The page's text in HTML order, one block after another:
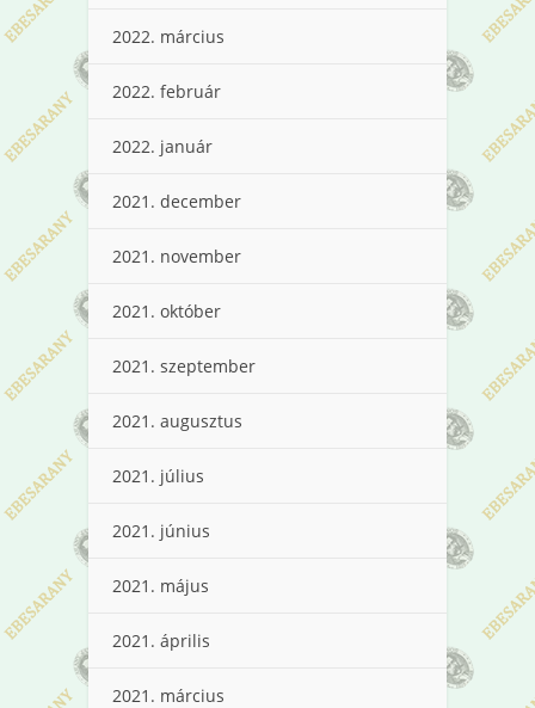
2022. március
2022. február
2022. január
2021. december
2021. november
2021. október
2021. szeptember
2021. augusztus
2021. július
2021. június
2021. május
2021. április
2021. március